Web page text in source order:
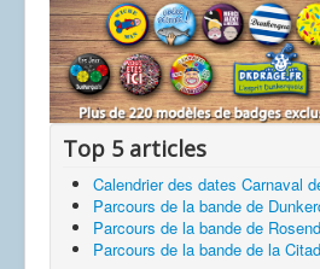
Top 5 articles
Calendrier des dates Carnaval
Parcours de la bande de
Parcours de la bande de
Parcours de la bande de la